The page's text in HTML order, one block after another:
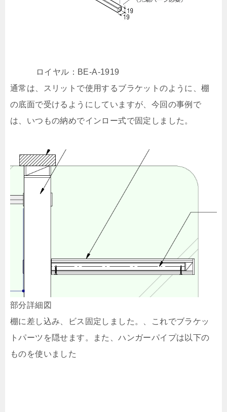
ロイヤル：BE-A-1919
通常は、スリットで使用するブラケットのように、棚
の底面で受けるようにしていますが、今回の事例で
は、いつもの納めでインロー式で固定しました。
部分詳細図
棚に差し込み、ビス固定しました。、これでブラケッ
トパーツを隠せます。また、ハンガーパイプは以下の
ものを使いました